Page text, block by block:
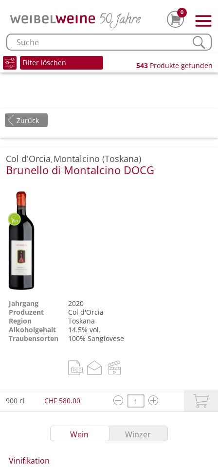
0
Filter löschen 543 Produkte gefunden
Zurück
Col d'Orcia, Montalcino (Toskana)
Brunello di Montalcino DOCG
Jahrgang
2020
Produzent
Col d'Orcia
Region
Toskana
Alkoholgehalt
14.5% vol.
Traubensorten
100% Sangiovese
900 cl CHF 580.00
Wein Winzer
Vinifikation